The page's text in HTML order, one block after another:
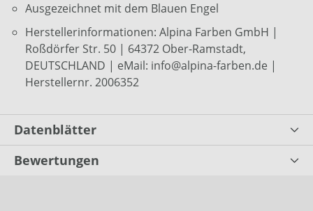
Ausgezeichnet mit dem Blauen Engel
Herstellerinformationen: Alpina Farben GmbH |
Roßdörfer Str. 50 | 64372 Ober-Ramstadt,
DEUTSCHLAND | eMail: info@alpina-farben.de |
Herstellernr. 2006352
Datenblätter
Bewertungen